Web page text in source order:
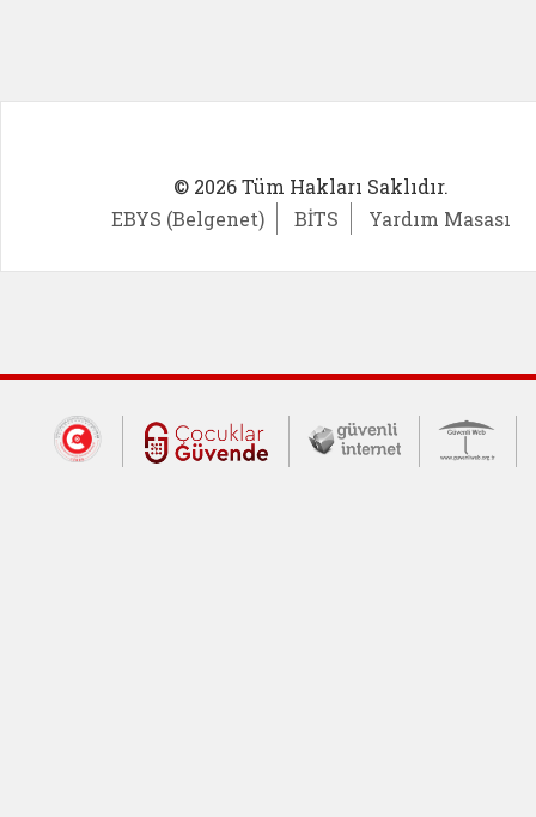
© 2026 Tüm Hakları Saklıdır.
EBYS (Belgenet)
BİTS Yardım Masası
Dış Bağlantılar
Cumhurbaşkanlığı İletişim Merkezi
Çocuklar Güvende (yeni
Güvenli